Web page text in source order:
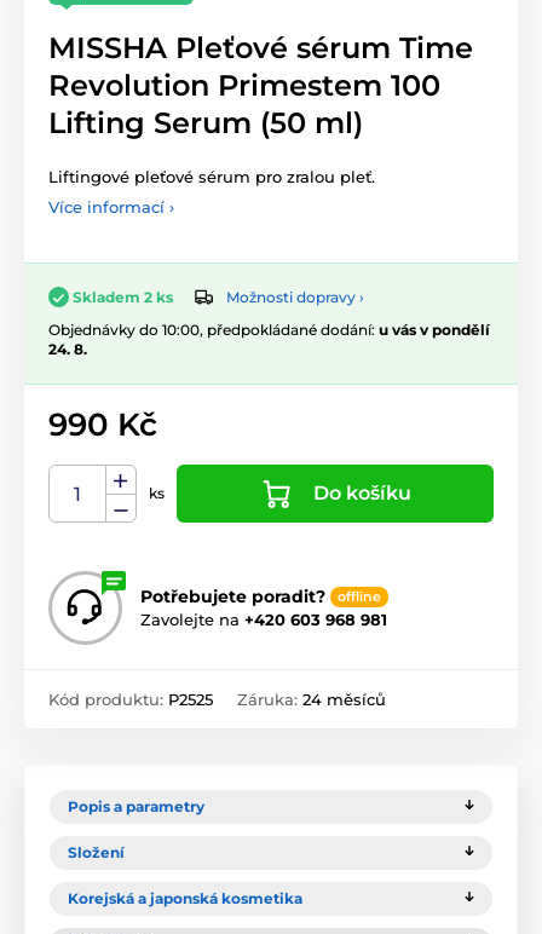
MISSHA Pleťové sérum Time
Revolution Primestem 100
Lifting Serum (50 ml)
Liftingové pleťové sérum pro zralou pleť.
Více informací ›
Skladem 2 ks
Možnosti dopravy ›
Objednávky do 10:00, předpokládané dodání: u vás v pondělí
24. 8.
990 Kč
ks Do košíku
Potřebujete poradit? offline
Zavolejte na +420 603 968 981
Kód produktu: P2525 Záruka: 24 měsíců
Popis a parametry
Složení
Korejská a japonská kosmetika